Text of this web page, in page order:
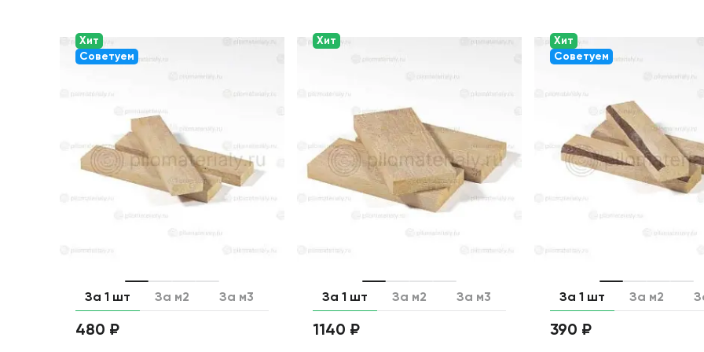
Хит
Советуем
За 1 шт За м2 За м3
480 ₽
Хит
За 1 шт За м2 За м3
1140 ₽
Хит
Советуем
За 1 шт За м2
390 ₽